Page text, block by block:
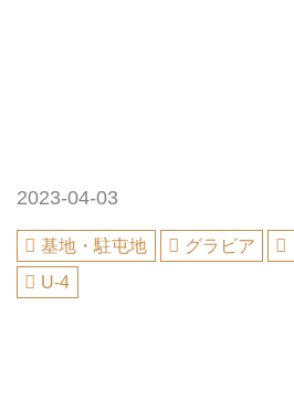
2023-04-03
基地・駐屯地 グラビア
U-4